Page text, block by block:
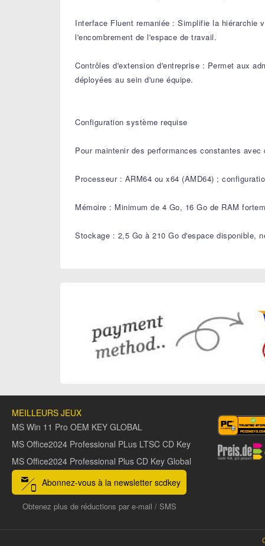
Interface Fluent remaniée : Simplifie la hiérarchie
l'encombrement de l'espace de travail.
Contrôles d'extension d'entreprise : Permet aux
déployées au sein d'une équipe.
Configuration système requise
Pour maintenir des performances constantes
Processeur : ARM64 ou x64 (AMD64) ;
Mémoire : Minimum de 4 Go, 16 Go de RAM
Stockage : 2,5 Go à 210 Go d'espace disponible,
MEILLEURS JEUX
MS Win 11 Pro OEM KEY GLOBAL
MS Office2024 Professional PLus LTSC CD Key
MS Office2024 Professional Plus CD Key Global
Abonnez-vous à la newsletter scdkey
Obtenez plus de réductions par e-mail / SMS